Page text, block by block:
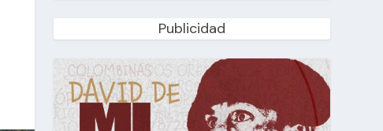
Publicidad